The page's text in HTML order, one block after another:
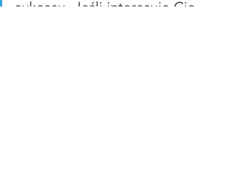
sukcesu. Jeśli interesuje Cię